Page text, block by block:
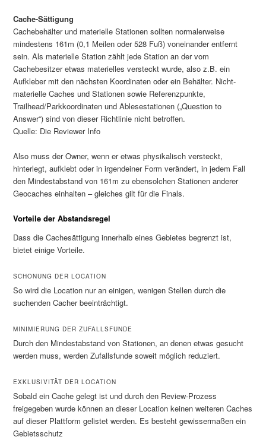
Cache-Sättigung
Cachebehälter und materielle Stationen sollten normalerweise
mindestens 161m (0,1 Meilen oder 528 Fuß) voneinander entfernt
sein. Als materielle Station zählt jede Station an der vom
Cachebesitzer etwas materielles versteckt wurde, also z.B. ein
Aufkleber mit den nächsten Koordinaten oder ein Behälter. Nicht-
materielle Caches und Stationen sowie Referenzpunkte,
Trailhead/Parkkoordinaten und Ablesestationen („Question to
Answer“) sind von dieser Richtlinie nicht betroffen.
Quelle: Die Reviewer Info
Also muss der Owner, wenn er etwas physikalisch versteckt,
hinterlegt, aufklebt oder in irgendeiner Form verändert, in jedem Fall
den Mindestabstand von 161m zu ebensolchen Stationen anderer
Geocaches einhalten – gleiches gilt für die Finals.
Vorteile der Abstandsregel
Dass die Cachesättigung innerhalb eines Gebietes begrenzt ist,
bietet einige Vorteile.
SCHONUNG DER LOCATION
So wird die Location nur an einigen, wenigen Stellen durch die
suchenden Cacher beeinträchtigt.
MINIMIERUNG DER ZUFALLSFUNDE
Durch den Mindestabstand von Stationen, an denen etwas gesucht
werden muss, werden Zufallsfunde soweit möglich reduziert.
EXKLUSIVITÄT DER LOCATION
Sobald ein Cache gelegt ist und durch den Review-Prozess
freigegeben wurde können an dieser Location keinen weiteren Caches
auf dieser Plattform gelistet werden. Es besteht gewissermaßen ein
Gebietsschutz